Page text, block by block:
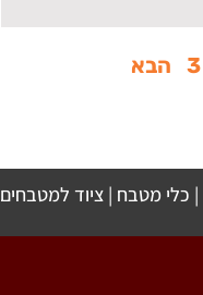
3 הבא
| כלי מטבח | ציוד למטבחים